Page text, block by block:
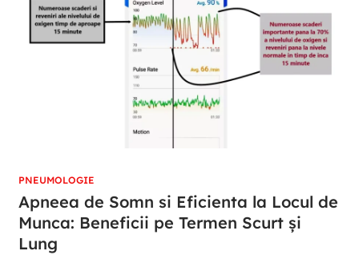
PNEUMOLOGIE
Apneea de Somn si Eficienta la Locul de
Munca: Beneficii pe Termen Scurt și
Lung